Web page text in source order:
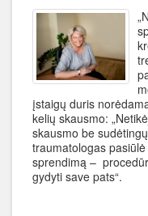
įstaigų duris
kelių skausmo:
skausmo be
traumatologas
sprendimą –
gydyti save pats“.